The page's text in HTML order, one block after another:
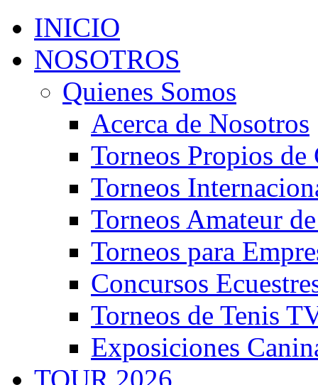
INICIO
NOSOTROS
Quienes Somos
Acerca de Nosotros
Torneos Propios
Torneos
Torneos Amateur
Torneos para
Concursos
Torneos de Tenis
Exposiciones